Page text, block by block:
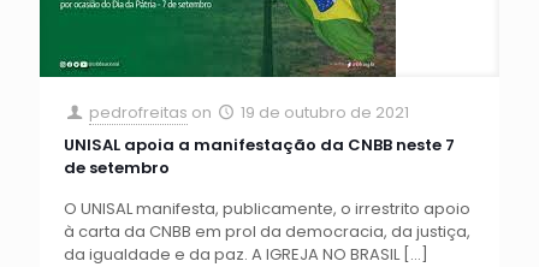
pedrofreitas on
19 de outubro de 2021
UNISAL apoia a manifestação da CNBB neste 7
de setembro
O UNISAL manifesta, publicamente, o irrestrito apoio
à carta da CNBB em prol da democracia, da justiça,
da igualdade e da paz. A IGREJA NO BRASIL[…]